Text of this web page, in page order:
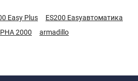
Easy Plus
ES200 Easyавтоматика
PHA 2000 armadillo